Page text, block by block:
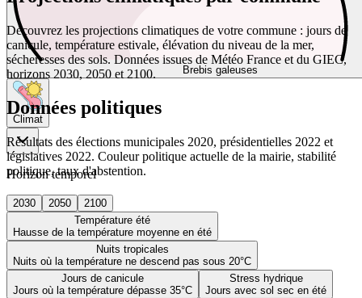
Brebis galeuses
Climat
Horizon temporel
2030 2050
2100
Température été
Hausse de la température moyenne en été
Nuits tropicales
Nuits où la température ne descend pas sous 20°C
Jours de canicule
Jours où la température dépasse 35°C
Stress hydrique
Jours avec sol sec en été
Découvrez les projections climatiques de votre commune : jours de
canicule, température estivale, élévation du niveau de la mer,
sécheresses des sols. Données issues de Météo France et du GIEC,
horizons 2030, 2050 et 2100.
Données politiques
Résultats des élections municipales 2020, présidentielles 2022 et
législatives 2022. Couleur politique actuelle de la mairie, stabilité
politique, taux d'abstention.